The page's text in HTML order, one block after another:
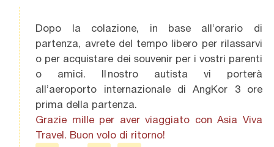
Dopo la colazione, in base all’orario di
partenza, avrete del tempo libero per rilassarvi
o per acquistare dei souvenir per i vostri parenti
o amici. Il nostro autista vi porterà
all’aeroporto internazionale di AngKor 3 ore
prima della partenza.
Grazie mille per aver viaggiato con Asia Viva
Travel. Buon volo di ritorno!